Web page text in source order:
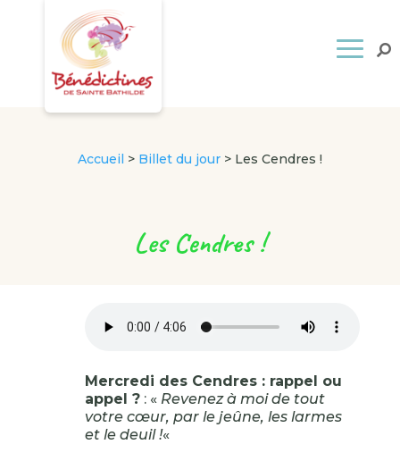
Accueil > Billet du jour> Les Cendres !
Les Cendres !
Mercredi des Cendres : rappel ou
appel ?: « Revenez à moi de tout
votre cœur, par le jeûne, les larmes
et le deuil !«